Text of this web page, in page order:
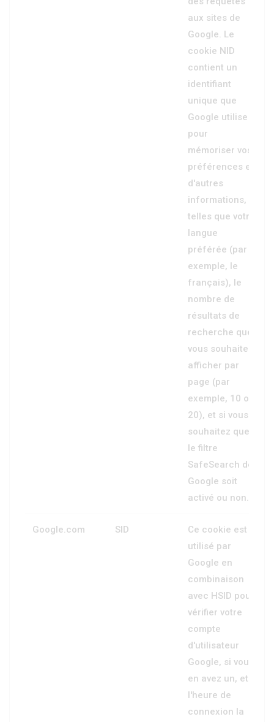
aux sites de
Google. Le
cookie NID
contient un
identifiant
unique que
Google utilise
pour
mémoriser vos
préférences et
d'autres
informations,
telles que votre
langue
préférée (par
exemple, le
français), le
nombre de
résultats de
recherche que
vous souhaitez
afficher par
page (par
exemple, 10 ou
20), et si vous
souhaitez que
le filtre
SafeSearch de
Google soit
activé ou non.
Google.com SID
Ce cookie est
utilisé par
Google en
combinaison
avec HSID pour
vérifier votre
compte
d'utilisateur
Google, si vous
en avez un, et
l'heure de
connexion la